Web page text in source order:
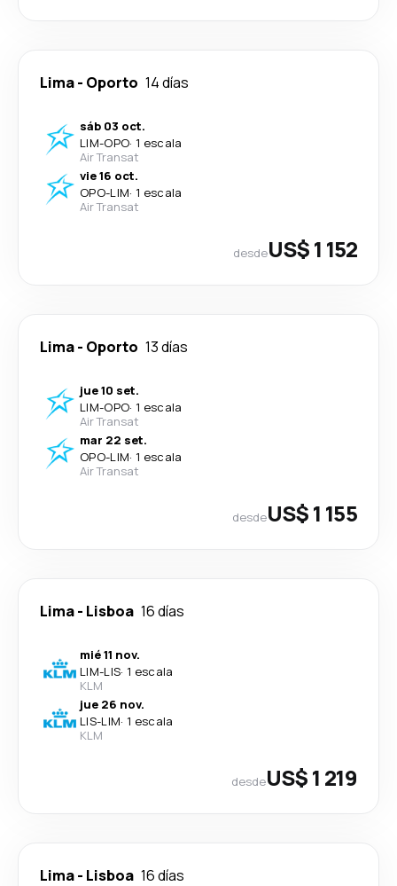
Lima- Oporto 14 días
sáb 03 oct.
LIM-OPO· 1 escala
Air Transat
vie 16 oct.
OPO-LIM· 1 escala
Air Transat
desdeUS$ 1 152
Lima- Oporto 13 días
jue 10 set.
LIM-OPO· 1 escala
Air Transat
mar 22 set.
OPO-LIM· 1 escala
Air Transat
desdeUS$ 1 155
Lima- Lisboa 16 días
mié 11 nov.
LIM-LIS· 1 escala
KLM
jue 26 nov.
LIS-LIM· 1 escala
KLM
desdeUS$ 1 219
Lima- Lisboa 16 días